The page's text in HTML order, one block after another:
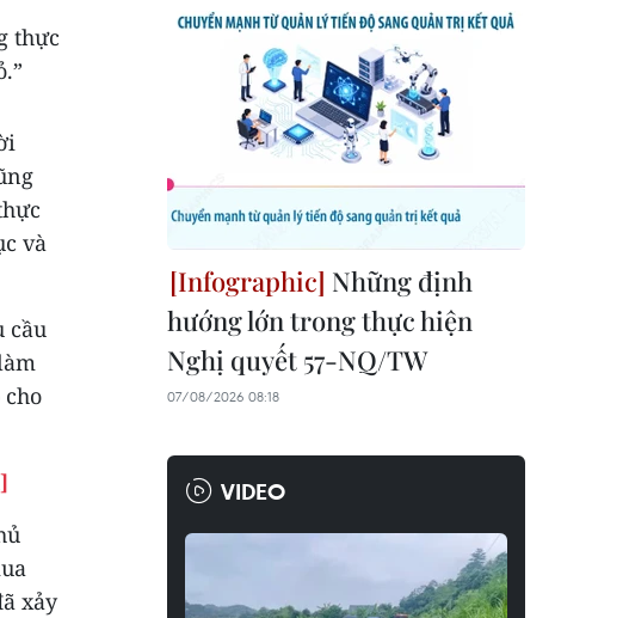
thực
và
cầu
xảy
Những định
hướng lớn trong thực hiện
Nghị quyết 57-NQ/TW
07/08/2026 08:18
VIDEO